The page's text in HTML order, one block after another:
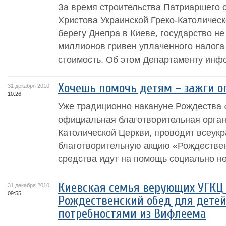
За время строительства Патриаршего
Христова Украинской Греко-
берегу Днепра в Киеве, государство
миллионов гривен уплаченного
стоимость. Об этом Департаменту
31 декабря 2010
10:26
Хочешь помочь детям – зажги
Уже традиционно накануне Рождества
официальная благотворительная
Католической Церкви, проводит
благотворительную акцию
средства идут на помощь социально
31 декабря 2010
09:55
Киевская семья верующих УГКЦ
Рождественский обед для
потребностями из Вифлеема